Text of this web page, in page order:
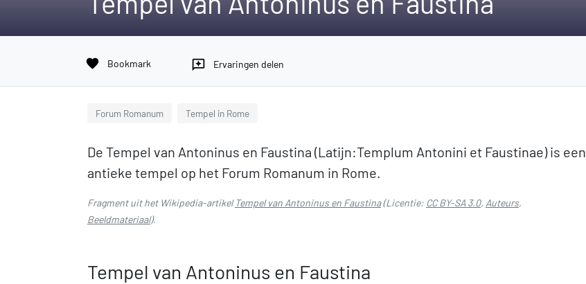
favorite Bookmark reviews Ervaringen delen
Forum Romanum Tempel in Rome
De Tempel van Antoninus en Faustina (Latijn:Templum Antonini et Faustinae) is een
antieke tempel op het Forum Romanum in Rome.
Fragment uit het Wikipedia-artikel Tempel van Antoninus en Faustina(Licentie: CC BY-SA 3.0, Auteurs,
Beeldmateriaal).
Tempel van Antoninus en Faustina